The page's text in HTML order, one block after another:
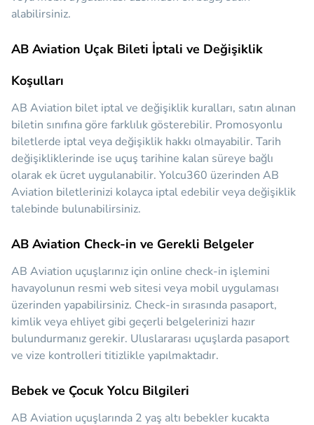
alabilirsiniz.
AB Aviation Uçak Bileti İptali ve Değişiklik
Koşulları
AB Aviation bilet iptal ve değişiklik kuralları, satın alınan
biletin sınıfına göre farklılık gösterebilir. Promosyonlu
biletlerde iptal veya değişiklik hakkı olmayabilir. Tarih
değişikliklerinde ise uçuş tarihine kalan süreye bağlı
olarak ek ücret uygulanabilir. Yolcu360 üzerinden AB
Aviation biletlerinizi kolayca iptal edebilir veya değişiklik
talebinde bulunabilirsiniz.
AB Aviation Check-in ve Gerekli Belgeler
AB Aviation uçuşlarınız için online check-in işlemini
havayolunun resmi web sitesi veya mobil uygulaması
üzerinden yapabilirsiniz. Check-in sırasında pasaport,
kimlik veya ehliyet gibi geçerli belgelerinizi hazır
bulundurmanız gerekir. Uluslararası uçuşlarda pasaport
ve vize kontrolleri titizlikle yapılmaktadır.
Bebek ve Çocuk Yolcu Bilgileri
AB Aviation uçuşlarında 2 yaş altı bebekler kucakta